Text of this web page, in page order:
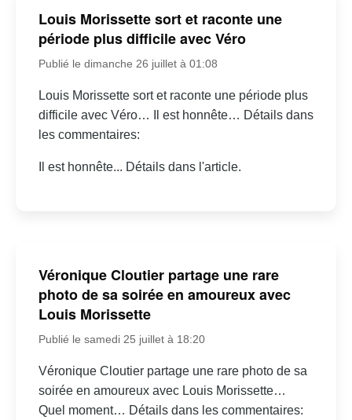
Louis Morissette sort et raconte une
période plus difficile avec Véro
Publié le dimanche 26 juillet à 01:08
Louis Morissette sort et raconte une période plus
difficile avec Véro… Il est honnête… Détails dans
les commentaires:
Il est honnête... Détails dans l'article.
Véronique Cloutier partage une rare
photo de sa soirée en amoureux avec
Louis Morissette
Publié le samedi 25 juillet à 18:20
Véronique Cloutier partage une rare photo de sa
soirée en amoureux avec Louis Morissette…
Quel moment… Détails dans les commentaires: